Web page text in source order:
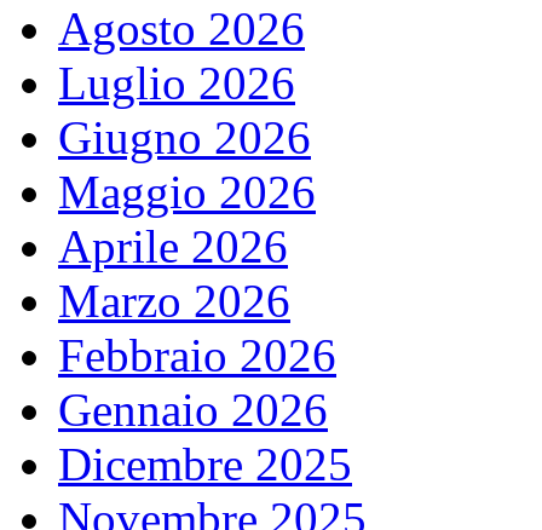
Agosto 2026
Luglio 2026
Giugno 2026
Maggio 2026
Aprile 2026
Marzo 2026
Febbraio 2026
Gennaio 2026
Dicembre 2025
Novembre 2025